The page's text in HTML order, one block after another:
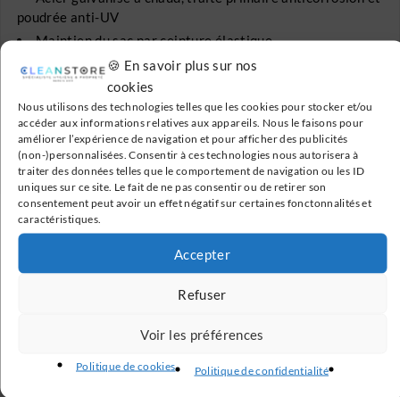
🍪 En savoir plus sur nos
cookies
Nous utilisons des technologies telles que les cookies pour stocker et/ou
accéder aux informations relatives aux appareils. Nous le faisons pour
améliorer l’expérience de navigation et pour afficher des publicités
(non-)personnalisées. Consentir à ces technologies nous autorisera à
traiter des données telles que le comportement de navigation ou les ID
uniques sur ce site. Le fait de ne pas consentir ou de retirer son
consentement peut avoir un effet négatif sur certaines fonctonnalités et
caractéristiques.
Accepter
Refuser
Voir les préférences
Politique de cookies Politique de confidentialité
poudrée anti-UV
Maintien du sac par ceinture élastique
Fixation murale ou sur poteau (cf. accessoires)
Consommables : lots de 100 sacs transparent 110L
VIGI (réf.99105)
Dimensions du produit nu (L x l x h) : 370 x
280 x 980 mm
Livraison Gratuite
En France métropolitaine à partir de 199€